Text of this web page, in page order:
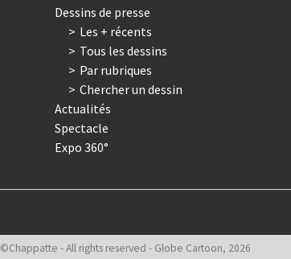
Dessins de presse
Les + récents
Tous les dessins
Par rubriques
Chercher un dessin
Actualités
Spectacle
Expo 360°
©Chappatte - All rights reserved - Globe Cartoon, 2026